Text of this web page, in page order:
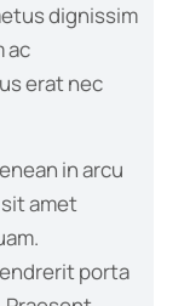
dignissim
ac
erat nec
in arcu
amet
porta